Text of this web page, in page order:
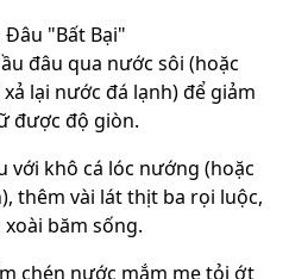
Đâu "Bất Bại"
đâu qua nước sôi (hoặc
lại nước đá lạnh) để giảm
được độ giòn.
với khô cá lóc nướng (hoặc
thêm vài lát thịt ba rọi luộc,
băm sống.
chén nước mắm me tỏi ớt